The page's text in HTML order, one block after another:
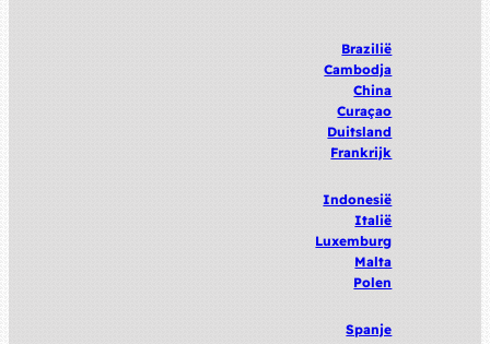
Brazilië
Cambodja
China
Curaçao
Duitsland
Frankrijk
Indonesië
Italië
Luxemburg
Malta
Polen
Spanje